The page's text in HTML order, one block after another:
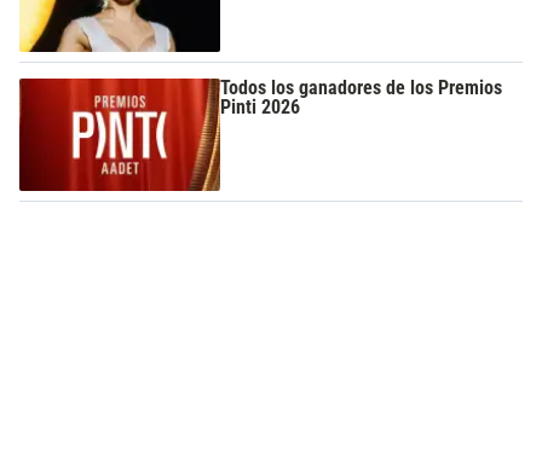
Todos los ganadores de los Premios
Pinti 2026